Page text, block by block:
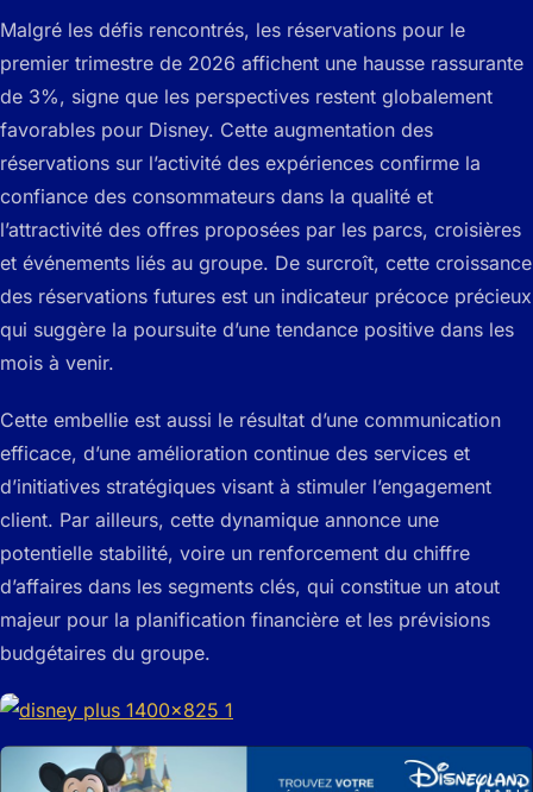
Malgré les défis rencontrés, les réservations pour le
premier trimestre de 2026 affichent une hausse rassurante
de 3%, signe que les perspectives restent globalement
favorables pour Disney. Cette augmentation des
réservations sur l’activité des expériences confirme la
confiance des consommateurs dans la qualité et
l’attractivité des offres proposées par les parcs, croisières
et événements liés au groupe. De surcroît, cette croissance
des réservations futures est un indicateur précoce précieux
qui suggère la poursuite d’une tendance positive dans les
mois à venir.
Cette embellie est aussi le résultat d’une communication
efficace, d’une amélioration continue des services et
d’initiatives stratégiques visant à stimuler l’engagement
client. Par ailleurs, cette dynamique annonce une
potentielle stabilité, voire un renforcement du chiffre
d’affaires dans les segments clés, qui constitue un atout
majeur pour la planification financière et les prévisions
budgétaires du groupe.